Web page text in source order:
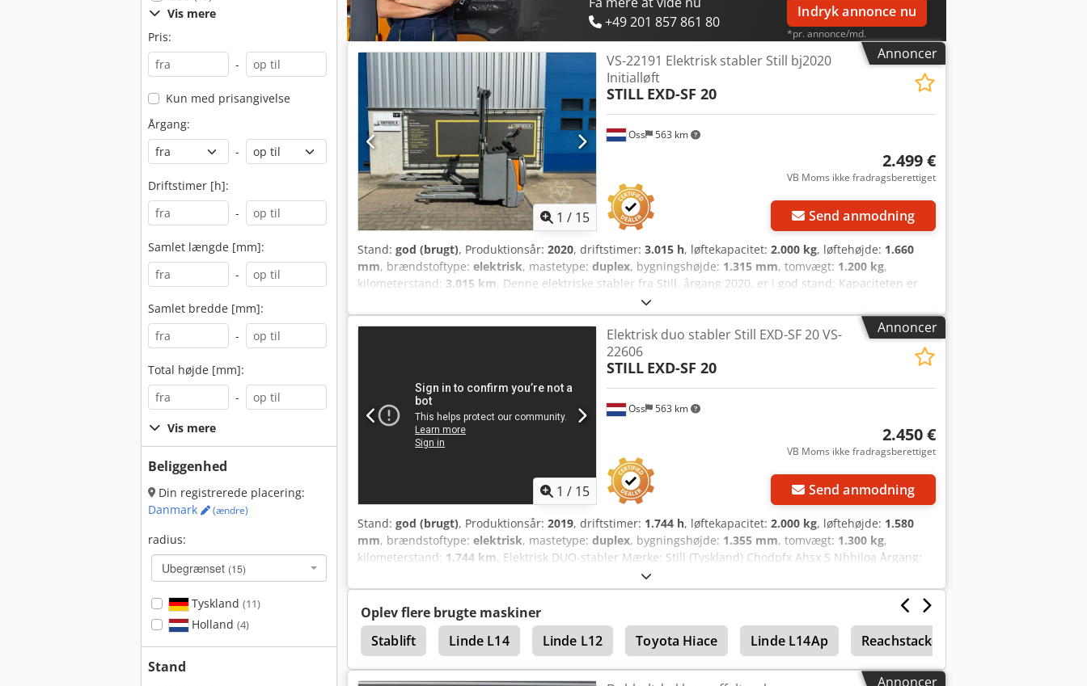
Vis mere
Pris:
-
Kun med prisangivelse
Årgang:
-
Driftstimer [h]:
-
Samlet længde [mm]:
-
Samlet bredde [mm]:
-
Total højde [mm]:
-
Vis mere
Beliggenhed
Din registrerede placering:
Danmark
(ændre)
radius:
Ubegrænset (15)
Tyskland (11)
Holland (4)
Stand
+49 201 857 861 80
Indryk annonce nu
*pr. annonce/md.
Annoncer
1 / 15
Oss 563 km
VS-22191 Elektrisk stabler Still bj2020
Initialløft
STILL EXD-SF 20
2.499 €
VB Moms ikke fradragsberettiget
Send anmodning
Stand: god (brugt), Produktionsår: 2020, driftstimer: 3.015 h, løftekapacitet: 2.000 kg, løftehøjde: 1.660
mm, brændstoftype: elektrisk, mastetype: duplex, bygningshøjde: 1.315 mm, tomvægt: 1.200 kg,
kilometerstand: 3.015 km, Denne elektriske stabler fra Still, årgang 2020, er i god stand; Kapaciteten er
2.000 kg; Stableren løfter op til en højde af 1.660 mm; Frihøjde 1.315 mm; Udstyret med INITIAL LØFT og
derfor ideel til ujævne gulve; Kun 3.015 driftstimer; Batteriet fra 2020 er udstyret med et automatisk
påfyldningssystem og en ekstern oplader. Aftal en tid for en prøvekørsel. Video følger. FINANSIEL LEASING
MULIGT, spørg efter betingelserne. Beregningen er med forbehold for kreditgodkendelse samt rente- og
prisændringer, endelig beregning via vores eksterne partner.* Chjdpfx Aowhld Rohloa
Annoncer
1 / 15
Oss 563 km
Elektrisk duo stabler Still EXD-SF 20 VS-
22606
STILL EXD-SF 20
2.450 €
VB Moms ikke fradragsberettiget
Send anmodning
Stand: god (brugt), Produktionsår: 2019, driftstimer: 1.744 h, løftekapacitet: 2.000 kg, løftehøjde: 1.580
mm, brændstoftype: elektrisk, mastetype: duplex, bygningshøjde: 1.355 mm, tomvægt: 1.300 kg,
kilometerstand: 1.744 km, Elektrisk DUO-stabler Mærke: Still (Tyskland) Chodpfx Ahsx S Nhhjloa Årgang:
2019 Kapacitet: 2.000 kg løftehøjde: 1.580 mm Gennemkørselshøjde: 1.355 mm Timer: 1.744 timer Batteri
fra 2019 med ekstern oplader Automatisk påfyldningssystem Se videoen på YouTube
Oplev flere brugte maskiner
Stablift
Linde L14 Linde L12 Toyota Hiace Linde L14Ap Reachstacker
Annoncer